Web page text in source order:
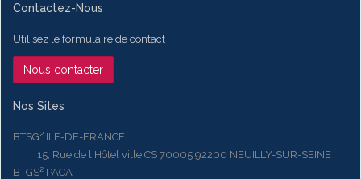
Contactez-Nous
Utilisez le formulaire de contact
Nous contacter
Nos Sites
BTSG² ILE-DE-FRANCE
15, Rue de l'Hôtel ville CS 70005 92200 NEUILLY-SUR-SEINE
BTGS² PACA